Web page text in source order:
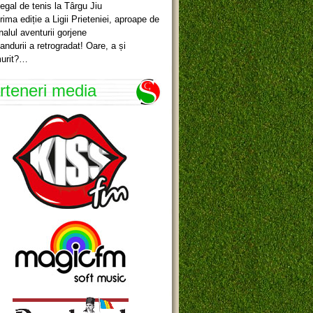
de tenis la Târgu Jiu
ediție a Ligii Prieteniei, aproape de
aventurii gorjene
a retrogradat! Oare, a și
media